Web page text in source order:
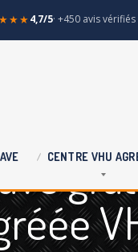
4,7/5· +450 avis vérifiés
CENTRE VHU